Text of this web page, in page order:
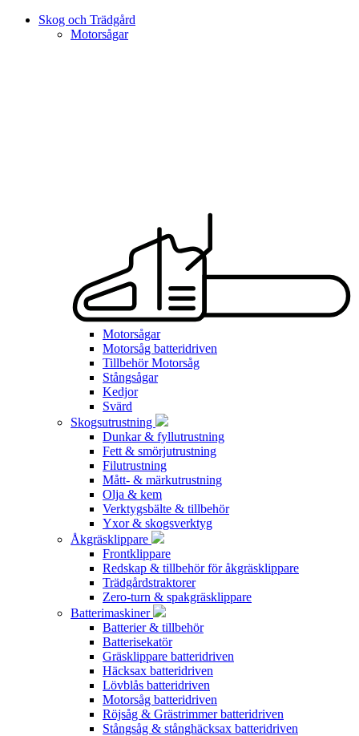
Skog och Trädgård
Motorsågar
Motorsågar
Motorsåg batteridriven
Tillbehör Motorsåg
Stångsågar
Kedjor
Svärd
Skogsutrustning
Dunkar & fyllutrustning
Fett & smörjutrustning
Filutrustning
Mått- & märkutrustning
Olja & kem
Verktygsbälte & tillbehör
Yxor & skogsverktyg
Åkgräsklippare
Frontklippare
Redskap & tillbehör för åkgräsklippare
Trädgårdstraktorer
Zero-turn & spakgräsklippare
Batterimaskiner
Batterier & tillbehör
Batterisekatör
Gräsklippare batteridriven
Häcksax batteridriven
Lövblås batteridriven
Motorsåg batteridriven
Röjsåg & Grästrimmer batteridriven
Stångsåg & stånghäcksax batteridriven